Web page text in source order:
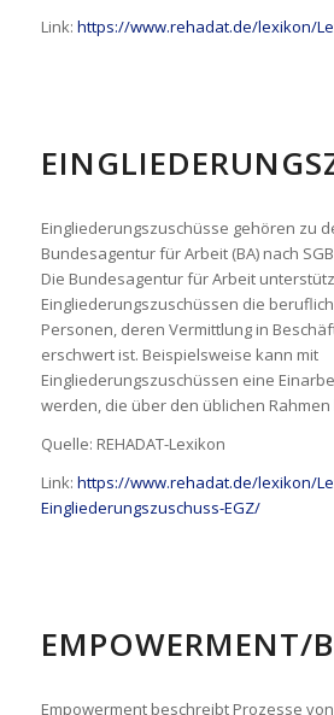
Link: https://www.rehadat.de/lexikon/
Eingliederungszuschüsse gehören zu
Bundesagentur für Arbeit (BA) nach SGB
Die Bundesagentur für Arbeit
Eingliederungszuschüssen die
Personen, deren Vermittlung in
erschwert ist. Beispielsweise kann mit
Eingliederungszuschüssen eine
werden, die über den üblichen
Quelle: REHADAT-Lexikon
Link: https://www.rehadat.de/lexikon/
Eingliederungszuschuss-EGZ/
EMPOWERMENT/
Empowerment beschreibt Prozesse